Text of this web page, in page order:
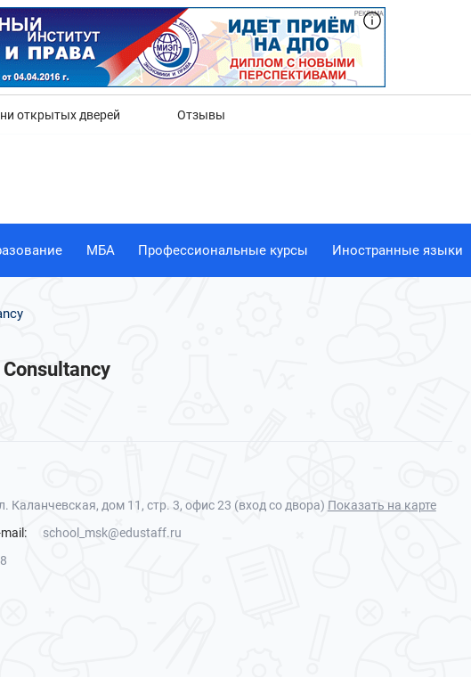
открытых дверей Отзывы
МБА Профессиональные курсы Иностранные языки
Каланчевская, дом 11, стр. 3, офис 23 (вход со двора) Показать на карте
mail:
school_msk@edustaff.ru